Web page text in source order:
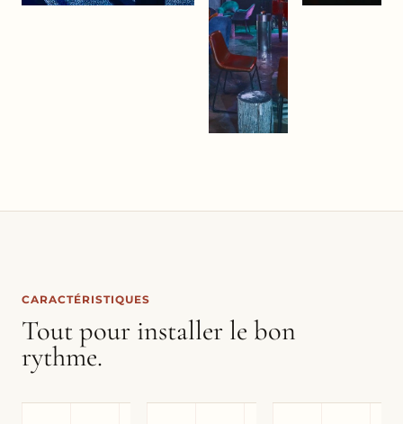
CARACTÉRISTIQUES
Tout pour installer le bon
rythme.